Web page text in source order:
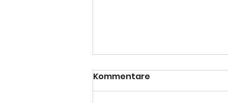
Kommentare